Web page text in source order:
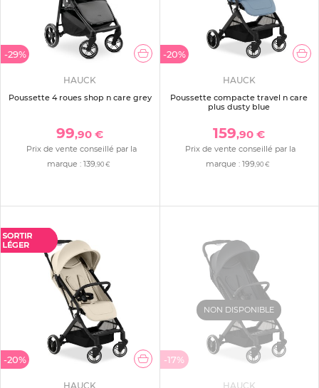
-29%
HAUCK
Poussette 4 roues shop n care grey
99,90 €
Prix de vente conseillé par la
marque : 139,90 €
-20%
HAUCK
Poussette compacte travel n care
plus dusty blue
159,90 €
Prix de vente conseillé par la
marque : 199,90 €
-20%
HAUCK
NON DISPONIBLE
-17%
HAUCK